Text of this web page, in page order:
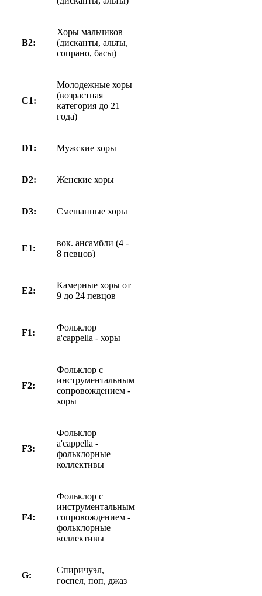
B2:
Хоры мальчиков
(дисканты, альты,
сопрано, басы)
C1:
Молодежные хоры
(возрастная
категория до 21
года)
D1: Мужские хоры
D2: Женские хоры
D3: Смешанные хоры
E1:
вок. ансамбли (4 -
8 певцов)
E2:
Камерные хоры от
9 до 24 певцов
F1:
Фольклор
a'cappella - хоры
F2:
Фольклор с
инструментальным
сопровождением -
хоры
F3:
Фольклор
a'cappella -
фольклорные
коллективы
F4:
Фольклор с
инструментальным
сопровождением -
фольклорные
коллективы
G:
Спиричуэл,
госпел, поп, джаз